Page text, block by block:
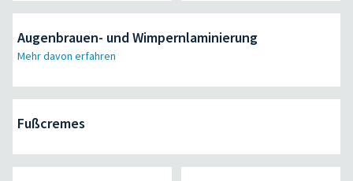
Augenbrauen- und Wimpernlaminierung
Mehr davon erfahren
Fußcremes